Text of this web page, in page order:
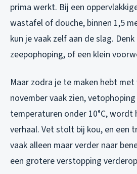
prima werkt. Bij een
wastafel of douche, binnen 1,5
kun je vaak zelf aan de slag.
zeepophoping, of een klein
Maar zodra je te maken hebt
november vaak zien,
temperaturen onder 10°C, wordt
verhaal. Vet stolt bij kou, en een
vaak alleen maar verder naar
een grotere verstopping